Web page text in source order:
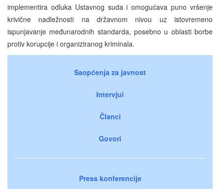
implementira odluka Ustavnog suda i omogućava puno vršenje
krivične nadležnosti na državnom nivou uz istovremeno
ispunjavanje međunarodnih standarda, posebno u oblasti borbe
protiv korupcije i organiziranog kriminala.
Saopćenja za javnost
Intervjui
Članci
Govori
Press konferencije